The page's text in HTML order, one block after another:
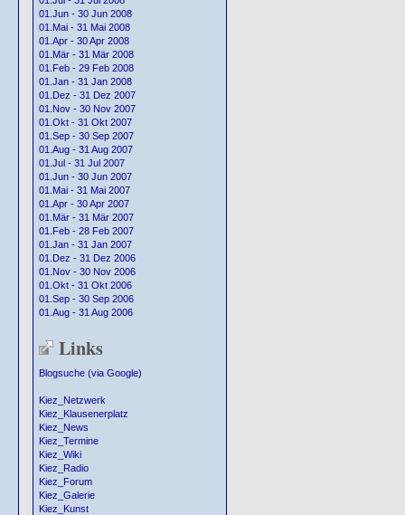
01.Jun - 30 Jun 2008
01.Mai - 31 Mai 2008
01.Apr - 30 Apr 2008
01.Mär - 31 Mär 2008
01.Feb - 29 Feb 2008
01.Jan - 31 Jan 2008
01.Dez - 31 Dez 2007
01.Nov - 30 Nov 2007
01.Okt - 31 Okt 2007
01.Sep - 30 Sep 2007
01.Aug - 31 Aug 2007
01.Jul - 31 Jul 2007
01.Jun - 30 Jun 2007
01.Mai - 31 Mai 2007
01.Apr - 30 Apr 2007
01.Mär - 31 Mär 2007
01.Feb - 28 Feb 2007
01.Jan - 31 Jan 2007
01.Dez - 31 Dez 2006
01.Nov - 30 Nov 2006
01.Okt - 31 Okt 2006
01.Sep - 30 Sep 2006
01.Aug - 31 Aug 2006
Links
Blogsuche (via Google)
Kiez_Netzwerk
Kiez_Klausenerplatz
Kiez_News
Kiez_Termine
Kiez_Wiki
Kiez_Radio
Kiez_Forum
Kiez_Galerie
Kiez_Kunst